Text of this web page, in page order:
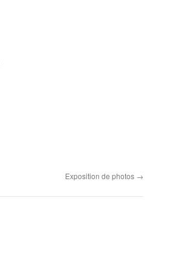
Exposition de photos →